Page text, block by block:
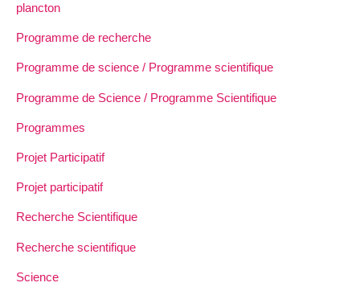
plancton
Programme de recherche
Programme de science / Programme scientifique
Programme de Science / Programme Scientifique
Programmes
Projet Participatif
Projet participatif
Recherche Scientifique
Recherche scientifique
Science